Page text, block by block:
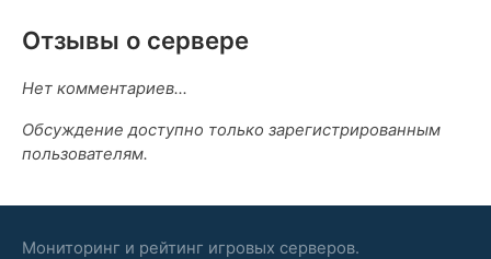
Отзывы о сервере
Нет комментариев...
Обсуждение доступно только зарегистрированным
пользователям.
Мониторинг и рейтинг игровых серверов.